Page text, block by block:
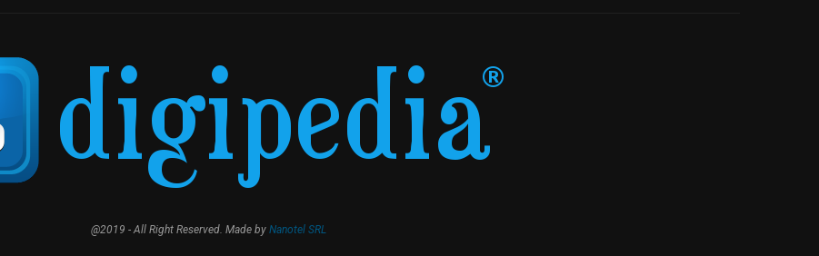
@2019 - All Right Reserved. Made by Nanotel SRL